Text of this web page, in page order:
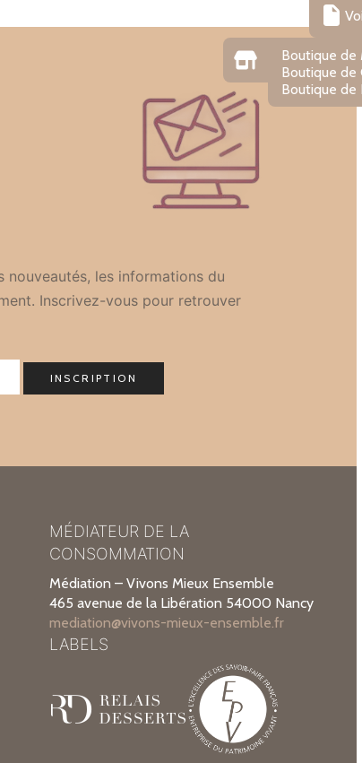
Boutique de
Boutique de
Boutique de
les informations du
Inscrivez-vous pour retrouver
MÉDIATEUR DE LA
CONSOMMATION
Médiation – Vivons Mieux Ensemble
465 avenue de la Libération 54000 Nancy
mediation@vivons-mieux-ensemble.fr
LABELS